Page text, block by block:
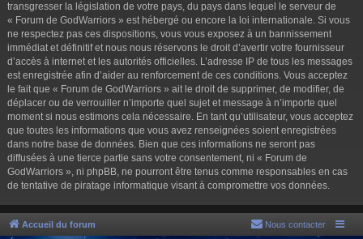
transgresser la législation de votre pays, du pays dans lequel le serveur de
« Forum de GodWarriors » est hébergé ou encore la loi internationale. Si vous
ne respectez pas ces dispositions, vous vous exposez à un bannissement
immédiat et définitif et nous nous réservons le droit d’avertir votre fournisseur
d’accès à internet et les autorités officielles. L’adresse IP de tous les messages
est enregistrée afin d’aider au renforcement de ces conditions. Vous acceptez
le fait que « Forum de GodWarriors » ait le droit de supprimer, de modifier, de
déplacer ou de verrouiller n’importe quel sujet et message à n’importe quel
moment si nous estimons cela nécessaire. En tant qu’utilisateur, vous acceptez
que toutes les informations que vous avez renseignées soient enregistrées
dans notre base de données. Bien que ces informations ne seront pas
diffusées à une tierce partie sans votre consentement, ni « Forum de
GodWarriors », ni phpBB, ne pourront être tenus comme responsables en cas
de tentative de piratage informatique visant à compromettre vos données.
Accueil du forum Nous contacter